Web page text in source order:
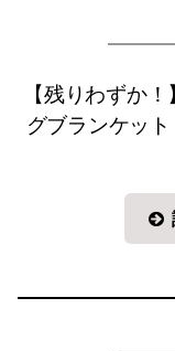
【残りわずか
グブランケッ